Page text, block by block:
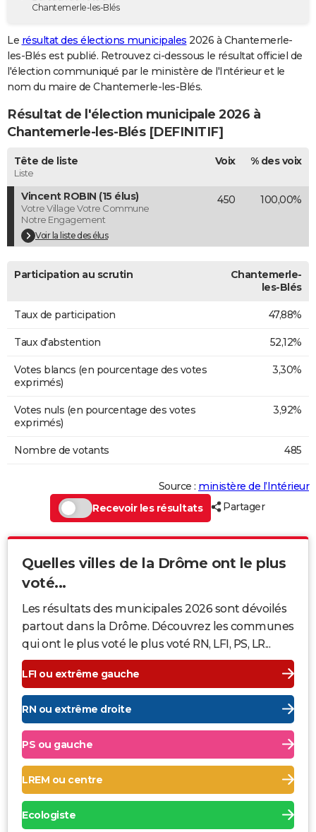
Destinations
City break
Voyage nature
Voyage de noces
Forum
GUIDES D'ACHAT
BONS PLANS
Carte de Noël
Carte Bonne année
Carte Saint-Valentin
Carte Pâques
Carte d'anniversaire
DICTIONNAIRE
Dictionnaire
Biographies
Citations
Expressions
Proverbes
PROGRAMME TV
COPAINS D'AVANT
S'inscrire
Se connecter
Lycées
Collèges
Primaires
Universités
Entreprises
Service militaire
Avis de recherche
AVIS DE DÉCÈS
FORUM
Bricolage
Lifestyle
Culture
Sport
Auto
Television
Voyage
Cinema
Chantemerle-les-Blés
Le résultat des élections municipales 2026 à Chantemerle-
les-Blés est publié. Retrouvez ci-dessous le résultat officiel de
l'élection communiqué par le ministère de l'Intérieur et le
nom du maire de Chantemerle-les-Blés.
Résultat de l'élection municipale 2026 à
Chantemerle-les-Blés [DEFINITIF]
Tête de liste
Liste
Voix % des voix
Vincent ROBIN (15 élus)
Votre Village Votre Commune
Notre Engagement
Voir la liste des élus
450 100,00%
Participation au scrutin
Chantemerle-
les-Blés
Taux de participation 47,88%
Taux d'abstention 52,12%
Votes blancs (en pourcentage des votes
exprimés)
3,30%
Votes nuls (en pourcentage des votes
exprimés)
3,92%
Nombre de votants 485
Source : ministère de l’Intérieur
Recevoir les résultats
Partager
Quelles villes de la Drôme ont le plus
voté...
Les résultats des municipales 2026 sont dévoilés
partout dans la Drôme. Découvrez les communes
qui ont le plus voté le plus voté RN, LFI, PS, LR...
LFI ou extrême gauche
RN ou extrême droite
PS ou gauche
LREM ou centre
Ecologiste